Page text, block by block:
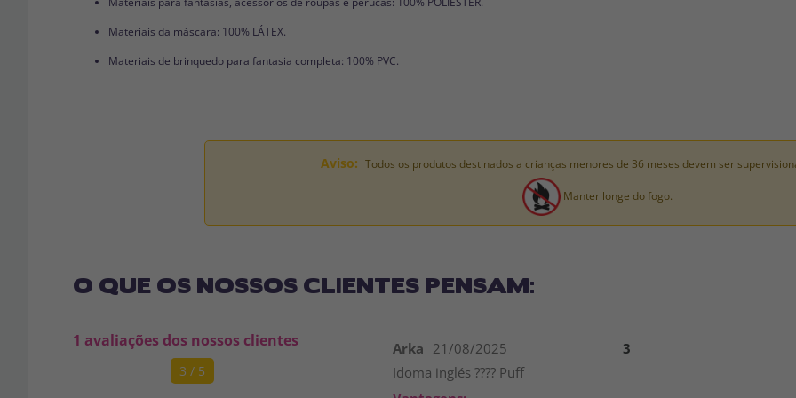
Materiais da máscara: 100% LÁTEX.
Materiais de brinquedo para fantasia completa: 100% PVC.
Aviso: Todos os produtos destinados a crianças menores de 36 meses devem ser
Manter longe do fogo.
O QUE OS NOSSOS CLIENTES PENSAM:
1 avaliações dos nossos clientes
3 / 5
Arka 21/08/2025
3
Idoma inglés ???? Puff